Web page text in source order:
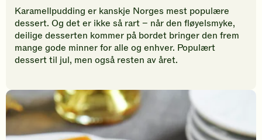
den
første
til
å
vurdere
Karamellpudding er kanskje Norges mest populære
dessert. Og det er ikke så rart – når den fløyelsmyke,
deilige desserten kommer på bordet bringer den frem
mange gode minner for alle og enhver. Populært
dessert til jul, men også resten av året.